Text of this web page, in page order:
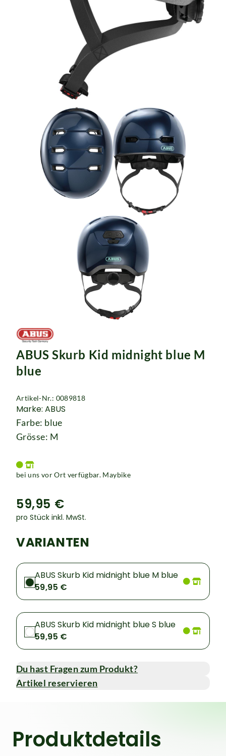
Rucksäcke
ABUS Skurb Kid midnight blue M
blue
Artikel-Nr.: 0089818
Marke: ABUS
Farbe: blue
Grösse: M
bei uns vor Ort verfügbar. Maybike
59,95 €
pro Stück inkl. MwSt.
VARIANTEN
ABUS Skurb Kid midnight blue M blue
59,95 €
ABUS Skurb Kid midnight blue S blue
59,95 €
Du hast Fragen zum Produkt?
Artikel reservieren
Produktdetails